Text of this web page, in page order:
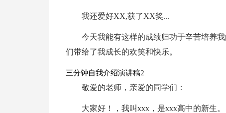
我还爱好XX,获了XX奖...
今天我能有这样的成绩归功于辛苦培养
们带给了我成长的欢笑和快乐。
三分钟自我介绍演讲稿2
敬爱的老师，亲爱的同学们：
大家好！，我叫xxx，是xxx高中的新生。